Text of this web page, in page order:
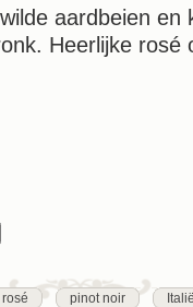
aardbeien en
Heerlijke rosé
rosé pinot noir